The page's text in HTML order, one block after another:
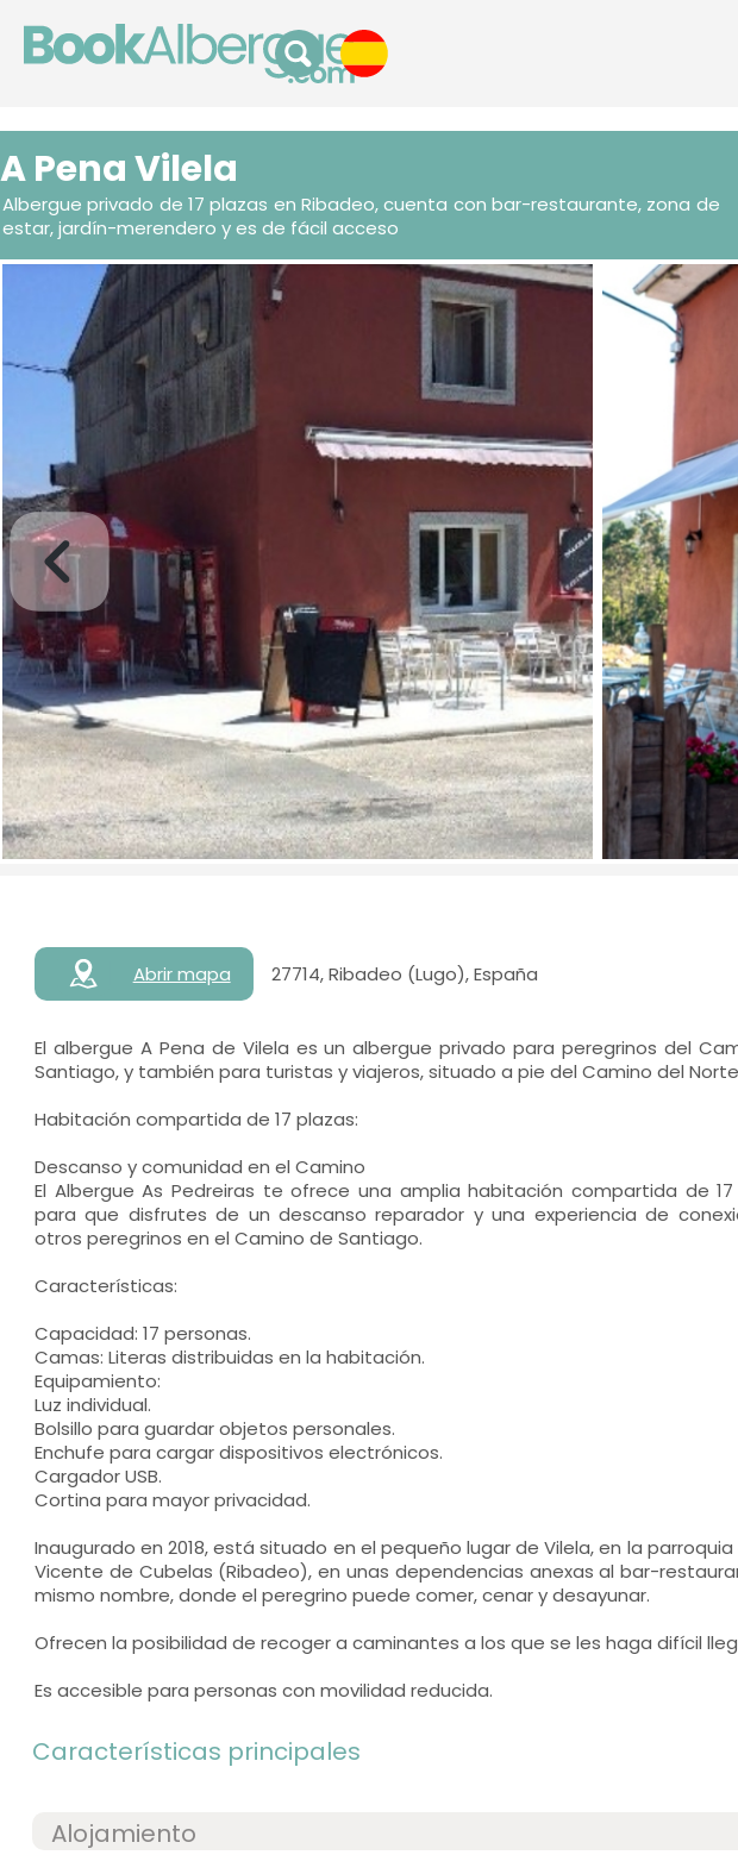
A Pena Vilela
Albergue privado de 17 plazas en Ribadeo, cuenta con bar-restaurante, zona de
estar, jardín-merendero y es de fácil acceso
Abrir mapa 27714, Ribadeo (Lugo), España
El albergue A Pena de Vilela es un albergue privado para peregrinos del
Santiago, y también para turistas y viajeros, situado a pie del Camino del
Habitación compartida de 17 plazas:
Descanso y comunidad en el Camino
El Albergue As Pedreiras te ofrece una amplia habitación compartida de 17
para que disfrutes de un descanso reparador y una experiencia de
otros peregrinos en el Camino de Santiago.
Características:
Capacidad: 17 personas.
Camas: Literas distribuidas en la habitación.
Equipamiento:
Luz individual.
Bolsillo para guardar objetos personales.
Enchufe para cargar dispositivos electrónicos.
Cargador USB.
Cortina para mayor privacidad.
Inaugurado en 2018, está situado en el pequeño lugar de Vilela, en la parroquia
Vicente de Cubelas (Ribadeo), en unas dependencias anexas al bar-
mismo nombre, donde el peregrino puede comer, cenar y desayunar.
Ofrecen la posibilidad de recoger a caminantes a los que se les haga difícil
Es accesible para personas con movilidad reducida.
Características principales
Alojamiento